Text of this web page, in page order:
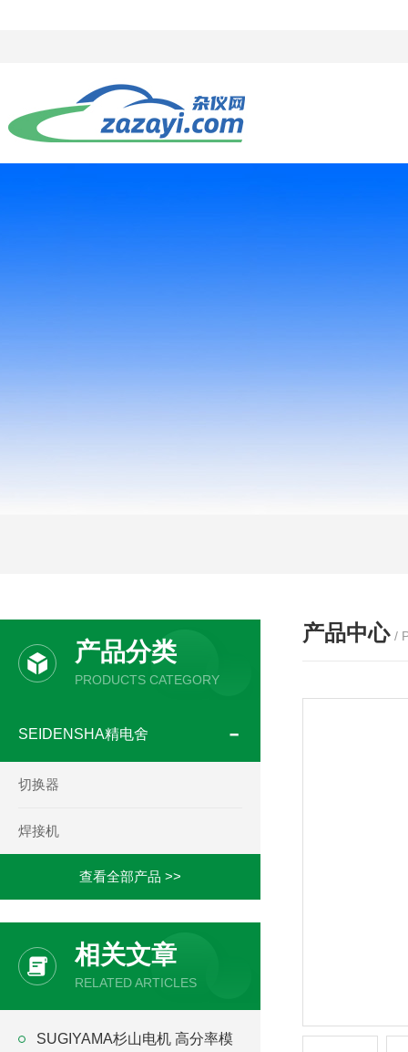
产品中心 /
产品分类
PRODUCTS CATEGORY
SEIDENSHA精电舍
切换器
焊接机
查看全部产品 >>
相关文章
RELATED ARTICLES
SUGIYAMA杉山电机 高分率模